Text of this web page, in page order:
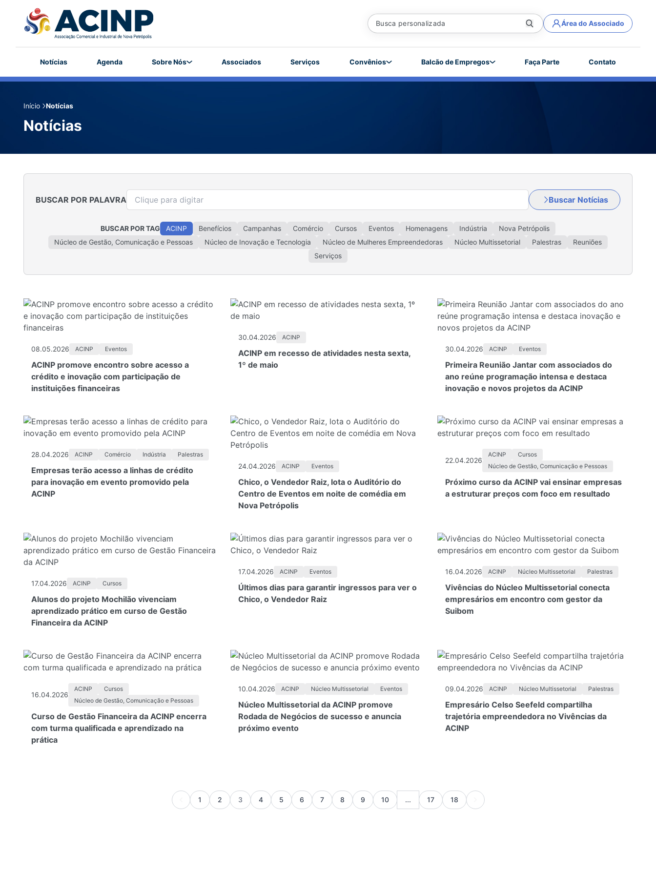
Área do Associado
Notícias Agenda Sobre Nós Associados Serviços Convênios Balcão de Empregos Faça Parte Contato
Início Notícias
Notícias
BUSCAR POR PALAVRA Buscar Notícias
BUSCAR POR TAG ACINP Benefícios Campanhas Comércio Cursos Eventos Homenagens Indústria
Nova Petrópolis
Núcleo de Gestão, Comunicação e Pessoas
Núcleo de Inovação e Tecnologia Núcleo de Mulheres Empreendedoras Núcleo Multissetorial Palestras
Reuniões
Serviços
08.05.2026 ACINP Eventos
ACINP promove encontro sobre acesso a
crédito e inovação com participação de
instituições financeiras
30.04.2026 ACINP
ACINP em recesso de atividades nesta sexta,
1º de maio
30.04.2026 ACINP Eventos
Primeira Reunião Jantar com associados do
ano reúne programação intensa e destaca
inovação e novos projetos da ACINP
28.04.2026 ACINP Comércio Indústria Palestras
Empresas terão acesso a linhas de crédito
para inovação em evento promovido pela
ACINP
24.04.2026 ACINP Eventos
Chico, o Vendedor Raiz, lota o Auditório do
Centro de Eventos em noite de comédia em
Nova Petrópolis
22.04.2026
ACINP
Cursos
Núcleo de Gestão, Comunicação e Pessoas
Próximo curso da ACINP vai ensinar empresas
a estruturar preços com foco em resultado
17.04.2026 ACINP Cursos
Alunos do projeto Mochilão vivenciam
aprendizado prático em curso de Gestão
Financeira da ACINP
17.04.2026 ACINP Eventos
Últimos dias para garantir ingressos para ver o
Chico, o Vendedor Raiz
16.04.2026 ACINP Núcleo Multissetorial Palestras
Vivências do Núcleo Multissetorial conecta
empresários em encontro com gestor da
Suibom
16.04.2026
ACINP
Cursos
Núcleo de Gestão, Comunicação e Pessoas
Curso de Gestão Financeira da ACINP encerra
com turma qualificada e aprendizado na
prática
10.04.2026 ACINP Núcleo Multissetorial Eventos
Núcleo Multissetorial da ACINP promove
Rodada de Negócios de sucesso e anuncia
próximo evento
09.04.2026 ACINP Núcleo Multissetorial Palestras
Empresário Celso Seefeld compartilha
trajetória empreendedora no Vivências da
ACINP
1 2 3 4 5 6 7 8 9 10 ... 17 18